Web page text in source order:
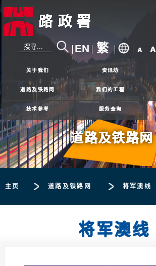
EN 繁 A A
24小时
关于我们 资讯坊
道路及铁路网 我们的工程
技术参考 服务查询
主页
道路及铁路网
道路及铁路网 将军澳线
将军澳线